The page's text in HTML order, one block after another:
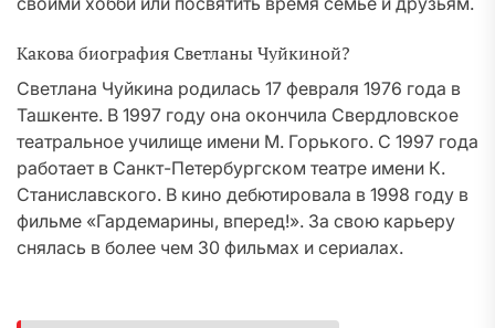
Какова биография Светланы Чуйкиной?
Светлана Чуйкина родилась 17 февраля 1976 года в
Ташкенте. В 1997 году она окончила Свердловское
театральное училище имени М. Горького. С 1997 года
работает в Санкт-Петербургском театре имени К.
Станиславского. В кино дебютировала в 1998 году в
фильме «Гардемарины, вперед!». За свою карьеру
снялась в более чем 30 фильмах и сериалах.